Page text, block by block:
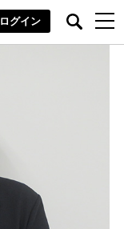
ログイン